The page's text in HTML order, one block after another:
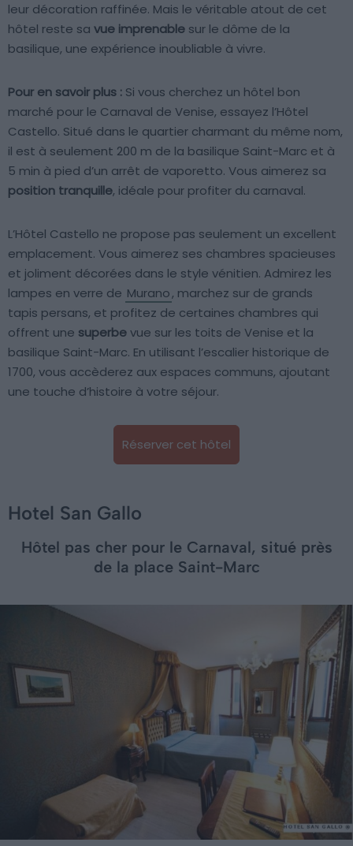
leur décoration raffinée. Mais le véritable atout de cet
hôtel reste sa vue imprenable sur le dôme de la
basilique, une expérience inoubliable à vivre.
Pour en savoir plus : Si vous cherchez un hôtel bon
marché pour le Carnaval de Venise, essayez l’Hôtel
Castello. Situé dans le quartier charmant du même nom,
il est à seulement 200 m de la basilique Saint-Marc et à
5 min à pied d’un arrêt de vaporetto. Vous aimerez sa
position tranquille, idéale pour profiter du carnaval.
L’Hôtel Castello ne propose pas seulement un excellent
emplacement. Vous aimerez ses chambres spacieuses
et joliment décorées dans le style vénitien. Admirez les
lampes en verre de Murano, marchez sur de grands
tapis persans, et profitez de certaines chambres qui
offrent une superbevue sur les toits de Venise et la
basilique Saint-Marc. En utilisant l’escalier historique de
1700, vous accèderez aux espaces communs, ajoutant
une touche d’histoire à votre séjour.
Réserver cet hôtel
Hotel San Gallo
Hôtel pas cher pour le Carnaval, situé près
de la place Saint-Marc